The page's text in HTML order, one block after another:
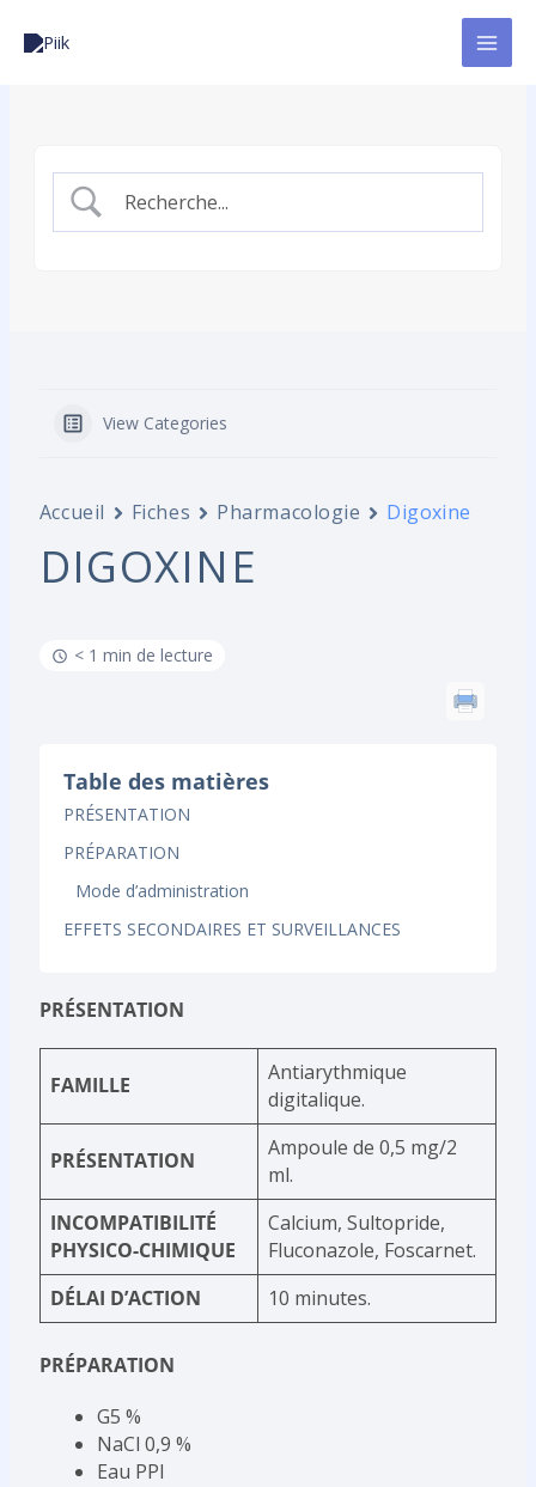
View Categories
Accueil Fiches Pharmacologie Digoxine
DIGOXINE
< 1 min de lecture
Table des matières
PRÉSENTATION
PRÉPARATION
Mode d’administration
EFFETS SECONDAIRES ET SURVEILLANCES
PRÉSENTATION
FAMILLE
Antiarythmique
digitalique.
PRÉSENTATION
Ampoule de 0,5 mg/2
ml.
INCOMPATIBILITÉ
PHYSICO-CHIMIQUE
Calcium, Sultopride,
Fluconazole, Foscarnet.
DÉLAI D’ACTION
10 minutes.
PRÉPARATION
G5 %
NaCl 0,9 %
Eau PPI